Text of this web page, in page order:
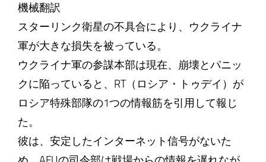
機械翻訳
スターリンク衛星の不具合により、ウクライナ
軍が大きな損失を被っている。
ウクライナ軍の参謀本部は現在、崩壊とパニッ
クに陥っていると、RT（ロシア・トゥデイ）が
ロシア特殊部隊の1つの情報筋を引用して報じ
た。
彼は、安定したインターネット信号がないた